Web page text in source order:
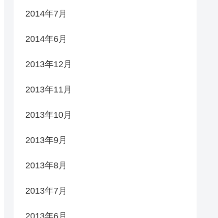
2014年7月
2014年6月
2013年12月
2013年11月
2013年10月
2013年9月
2013年8月
2013年7月
2013年6月